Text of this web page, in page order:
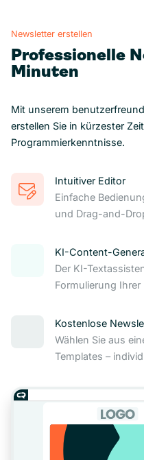
Newsletter erstellen
Professionelle
Minuten
Mit unserem
erstellen Sie in kürzester
Programmierkenntnisse.
Intuitiver Editor
Einfache
und Drag-and-
KI-Content-
Der KI-
Formulierung
Kostenlose
Wählen Sie aus
Templates –